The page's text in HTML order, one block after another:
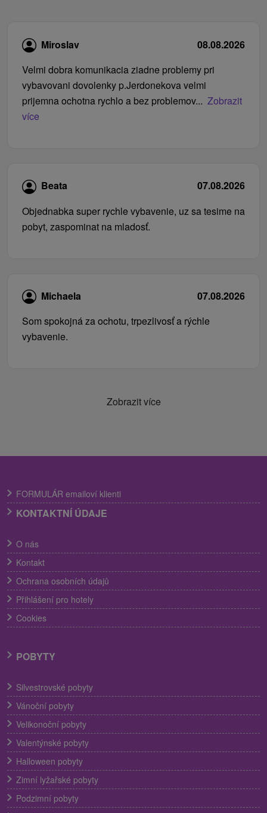
Miroslav
08.08.2026
Velmi dobra komunikacia ziadne problemy pri
vybavovani dovolenky p.Jerdonekova velmi
prijemna ochotna rychlo a bez problemov... Zobrazit
více
Beata
07.08.2026
Objednabka super rychle vybavenie, uz sa tesime na
pobyt, zaspominat na mladosť.
Michaela
07.08.2026
Som spokojná za ochotu, trpezlivosť a rýchle
vybavenie.
Zobrazit více
FORMULÁR emailoví klienti
KONTAKTNÍ ÚDAJE
O nás
Kontakt
Ochrana osobních údajů
Přihlášení pro hotely
Cookies
POBYTY
Silvestrovské pobyty
Vánoční pobyty
Velikonoční pobyty
Valentýnské pobyty
Halloween pobyty
Zimní lyžařské pobyty
Podzimní pobyty